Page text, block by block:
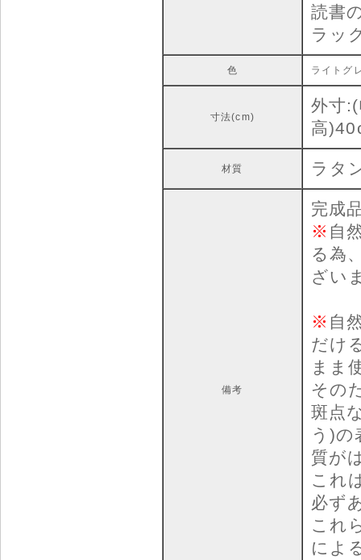
読書
ラッ
色 ライトグ
寸法(cm)
外寸
高
材質 ラタ
備考
完成
※ 自
る為
ざい
※ 自
だけ
まま
その
斑点
う)
質が
これ
必ず
これ
によ